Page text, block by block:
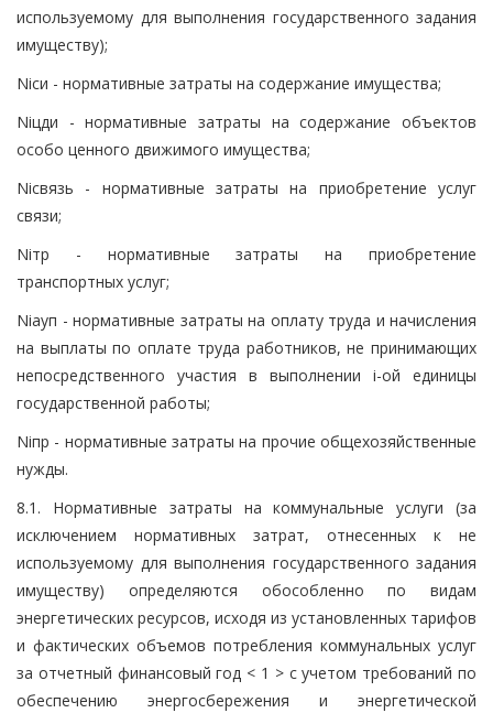
используемому для выполнения государственного задания
имуществу);
Niси - нормативные затраты на содержание имущества;
Niцди - нормативные затраты на содержание объектов
особо ценного движимого имущества;
Niсвязь - нормативные затраты на приобретение услуг
связи;
Niтр - нормативные затраты на приобретение
транспортных услуг;
Niауп - нормативные затраты на оплату труда и начисления
на выплаты по оплате труда работников, не принимающих
непосредственного участия в выполнении i-ой единицы
государственной работы;
Niпр - нормативные затраты на прочие общехозяйственные
нужды.
8.1. Нормативные затраты на коммунальные услуги (за
исключением нормативных затрат, отнесенных к не
используемому для выполнения государственного задания
имуществу) определяются обособленно по видам
энергетических ресурсов, исходя из установленных тарифов
и фактических объемов потребления коммунальных услуг
за отчетный финансовый год < 1 > с учетом требований по
обеспечению энергосбережения и энергетической